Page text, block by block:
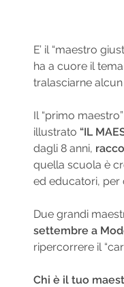
E’ il “maestro
ha a cuore il
tralasciarne
Il “primo
illustrato “IL
dagli 8 anni,
quella scuola è
ed educatori, per
Due grandi
settembre a
ripercorrere il
Chi è il tuo